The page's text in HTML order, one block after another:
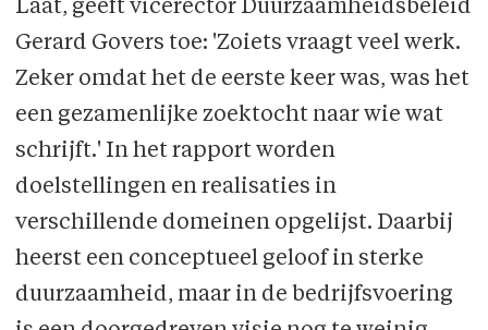
Laat, geeft vicerector Duurzaamheidsbeleid
Gerard Govers toe: 'Zoiets vraagt veel werk.
Zeker omdat het de eerste keer was, was het
een gezamenlijke zoektocht naar wie wat
schrijft.' In het rapport worden
doelstellingen en realisaties in
verschillende domeinen opgelijst. Daarbij
heerst een conceptueel geloof in sterke
duurzaamheid, maar in de bedrijfsvoering